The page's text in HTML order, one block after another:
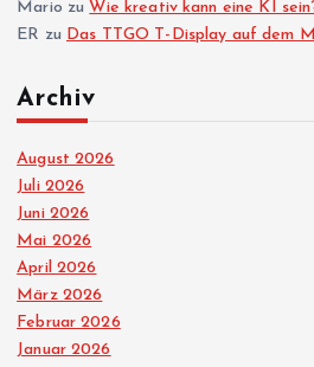
Mario zu Wie kreativ kann eine KI
ER zu Das TTGO T-Display auf dem
Archiv
August 2026
Juli 2026
Juni 2026
Mai 2026
April 2026
März 2026
Februar 2026
Januar 2026